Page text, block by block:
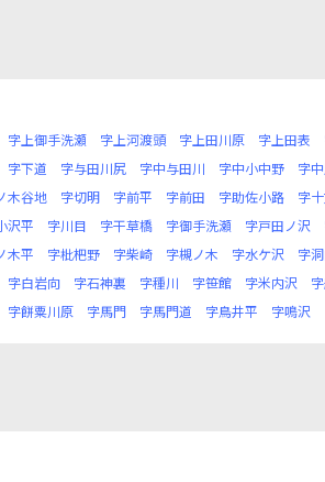
字上御手洗瀬 字上河渡頭 字上田川原 字上田表
字下道 字与田川尻 字中与田川 字中小中野 字
木谷地 字切明 字前平 字前田 字助佐小路 字
沢平 字川目 字干草橋 字御手洗瀬 字戸田ノ沢
木平 字枇杷野 字柴崎 字槻ノ木 字水ケ沢 字
字白岩向 字石神裏 字種川 字笹館 字米内沢
字餅粟川原 字馬門 字馬門道 字鳥井平 字鳴沢